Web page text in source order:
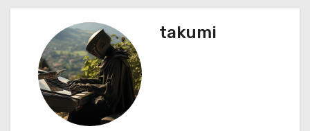
ナ
ゲ
ー
takumi